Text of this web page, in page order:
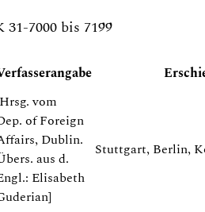
7000 bis 7199
vom
of Foreign
Dublin.
aus d.
Elisabeth
Stuttgart, Berlin,